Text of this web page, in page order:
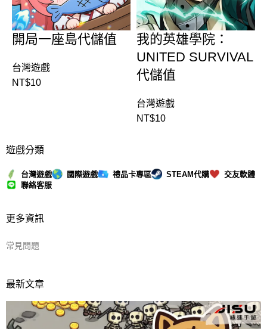
開局一座島代儲值
台灣遊戲
NT$10
我的英雄學院：
UNITED SURVIVAL
代儲值
台灣遊戲
NT$10
遊戲分類
台灣遊戲 國際遊戲 禮品卡專區 STEAM代購
交友軟體
聯絡客服
更多資訊
常見問題
最新文章